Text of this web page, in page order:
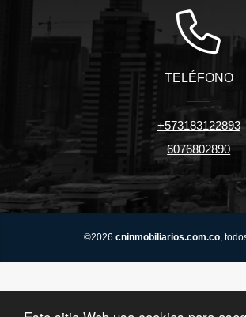
TELÉFONO
+573183122893
6076802890
©2026 cninmobiliarios.com.co ,